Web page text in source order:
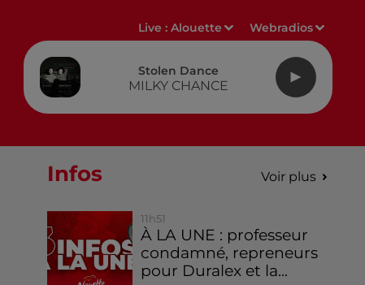
Live :Alouette Webradios
Stolen Dance
MILKY CHANCE
Infos Voir plus
11h51
À LA UNE : professeur
condamné, repreneurs
pour Duralex et la...